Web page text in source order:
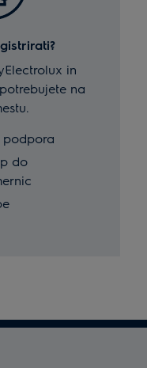
in
na
podpora
do